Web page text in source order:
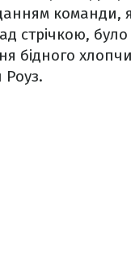
команди,
стрічкою, було
бідного
Роуз.